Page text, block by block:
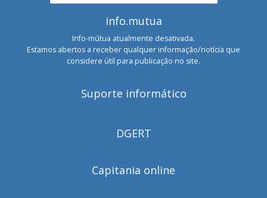
info.mutua
Info-mútua atualmente desativada.
Estamos abertos a receber qualquer informação/notícia que
considere útil para publicação no site.
Suporte informático
DGERT
Capitania online